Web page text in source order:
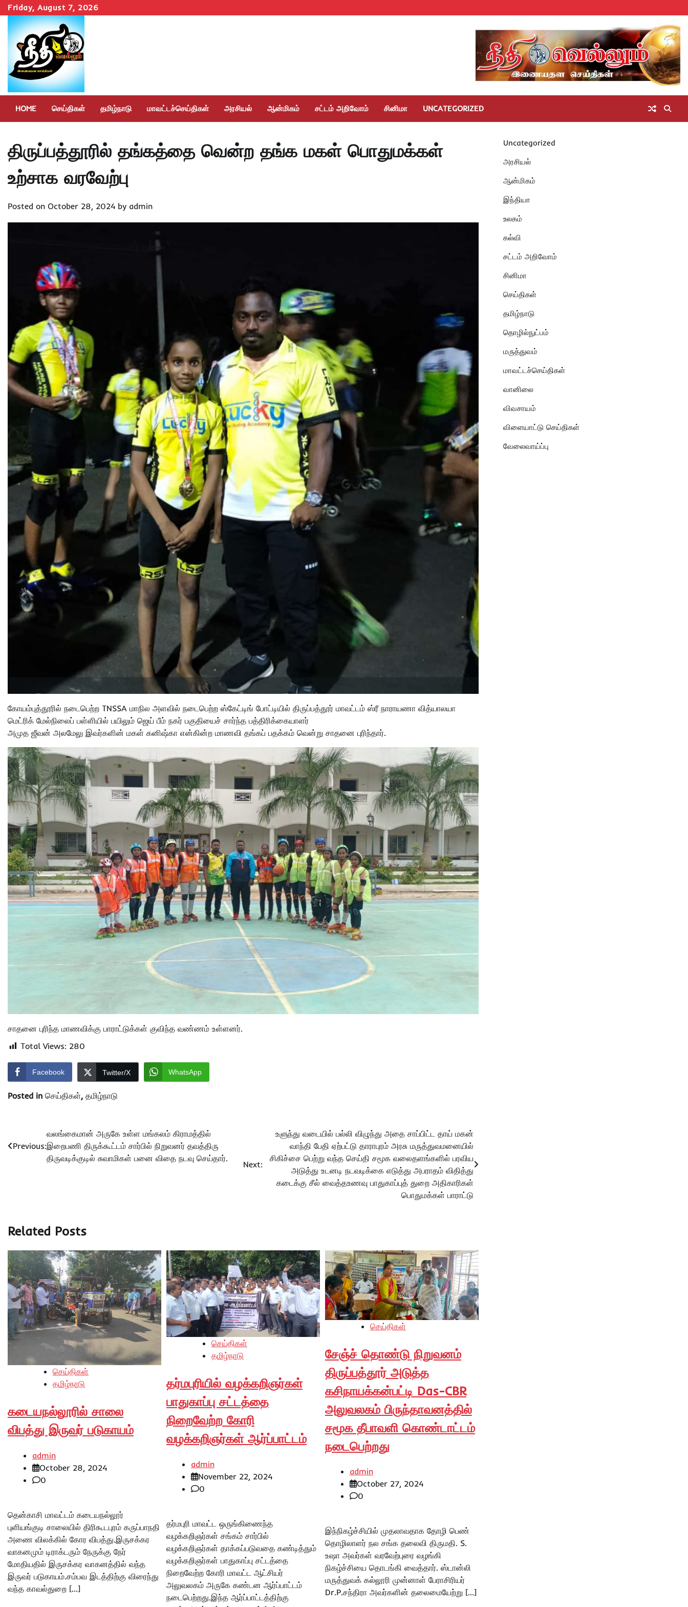
Skip
to
content
Friday, August 7, 2026
Homeசெய்திகள்
தமிழ்நாடுமாவட்டச்செய்திகள்
அரசியல்ஆன்மிகம்
சட்டம்
அறிவோம்
சினிமா
HOME செய்திகள் தமிழ்நாடு மாவட்டச்செய்திகள் அரசியல் ஆன்மிகம் சட்டம் அறிவோம் சினிமா UNCATEGORIZED
திருப்பத்தூரில் தங்கத்தை வென்ற தங்க மகள் பொதுமக்கள்
உற்சாக வரவேற்பு
Posted on October 28, 2024 by admin
கோயம்புத்தூரில் நடைபெற்ற TNSSA மாநில அளவில் நடைபெற்ற ஸ்கேட்டிங் போட்டியில் திருப்பத்தூர் மாவட்டம் ஸ்ரீ நாராயணா வித்யாலயா
மெட்ரிக் மேல்நிலைப் பள்ளியில் பயிலும் ஜெய் பீம் நகர் பகுதியைச் சார்ந்த பத்திரிக்கையாளர்
அமுத ஜீவன் அலமேலு இவர்களின் மகள் கனிஷ்கா என்கின்ற மாணவி தங்கப் பதக்கம் வென்று சாதனை புரிந்தார்.
சாதனை புரிந்த மாணவிக்கு பாராட்டுக்கள் குவிந்த வண்ணம் உள்ளனர்.
Total Views: 280
Facebook Twitter/X WhatsApp
Posted in செய்திகள், தமிழ்நாடு
navigation
Previous:
வலங்கைமான் அருகே உள்ள மங்கலம் கிராமத்தில்
இறைபணி திருக்கூட்டம் சார்பில் நிறுவனர் தவத்திரு
திருவடிக்குடில் சுவாமிகள் பனை விதை நடவு செய்தார்.
Next:
உளுந்து வடையில் பல்லி விழுந்து அதை சாப்பிட்ட தாய் மகன்
வாந்தி பேதி ஏற்பட்டு தாராபுரம் அரசு மருத்துவமனையில்
சிகிச்சை பெற்று வந்த செய்தி சமூக வலைதளங்களில் பரவிய
அடுத்து உடனடி நடவடிக்கை எடுத்து அபராதம் விதித்து
கடைக்கு சீல் வைத்தஉணவு பாதுகாப்புத் துறை அதிகாரிகள்
பொதுமக்கள் பாராட்டு
Related Posts
செய்திகள்
தமிழ்நாடு
கடையநல்லூரில் சாலை
விபத்து இருவர் படுகாயம்
admin
October 28, 2024
0
தென்காசி மாவட்டம் கடையநல்லூர்
புளியங்குடி சாலையில் திரிகூடபுரம் கருப்பாநதி
அணை விலக்கில் கோர விபத்து.இருசக்கர
வாகனமும் டிராக்டரும் நேருக்கு நேர்
மோதியதில் இருசக்கர வாகனத்தில் வந்த
இருவர் படுகாயம்.சம்பவ இடத்திற்கு விரைந்து
வந்த காவல்துறை […]
செய்திகள்
தமிழ்நாடு
தர்மபுரியில் வழக்கறிஞர்கள்
பாதுகாப்பு சட்டத்தை
நிறைவேற்ற கோரி
வழக்கறிஞர்கள் ஆர்ப்பாட்டம்
admin
November 22, 2024
0
தர்மபுரி மாவட்ட ஒருங்கிணைந்த
வழக்கறிஞர்கள் சங்கம் சார்பில்
வழக்கறிஞர்கள் தாக்கப்படுவதை கண்டித்தும்
வழக்கறிஞர்கள் பாதுகாப்பு சட்டத்தை
நிறைவேற்ற கோரி மாவட்ட ஆட்சியர்
அலுவலகம் அருகே கண்டன ஆர்ப்பாட்டம்
நடைபெற்றது.இந்த ஆர்ப்பாட்டத்திற்கு
செய்திகள்
சேஞ்ச் தொண்டு நிறுவனம்
திருப்பத்தூர் அடுத்த
கசிநாயக்கன்பட்டி Das-CBR
அலுவலகம் பிருந்தாவனத்தில்
சமூக தீபாவளி கொண்டாட்டம்
நடைபெற்றது
admin
October 27, 2024
0
இந்நிகழ்ச்சியில் முதலாவதாக தோழி பெண்
தொழிலாளர் நல சங்க தலைவி திருமதி. S.
உஷா அவர்கள் வரவேற்புரை வழங்கி
நிகழ்ச்சியை தொடங்கி வைத்தார். ஸ்டான்லி
மருத்துவக் கல்லூரி முன்னாள் பேராசிரியர்
Dr.P.சந்திரா அவர்களின் தலைமையேற்று […]
Uncategorized
அரசியல்
ஆன்மிகம்
இந்தியா
உலகம்
கல்வி
சட்டம் அறிவோம்
சினிமா
செய்திகள்
தமிழ்நாடு
தொழில்நுட்பம்
மருத்துவம்
மாவட்டச்செய்திகள்
வானிலை
விவசாயம்
விளையாட்டு செய்திகள்
வேலைவாய்ப்பு